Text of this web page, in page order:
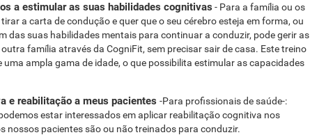
a estimular as suas habilidades cognitivas - Para a família ou os
a carta de condução e quer que o seu cérebro esteja em forma, ou
das suas habilidades mentais para continuar a conduzir, pode gerir as
família através da CogniFit, sem precisar sair de casa. Este treino
uma ampla gama de idade, o que possibilita estimular as capacidades
e reabilitação a meus pacientes -Para profissionais de saúde-:
estar interessados ​​em aplicar reabilitação cognitiva nos
nossos pacientes são ou não treinados para conduzir.